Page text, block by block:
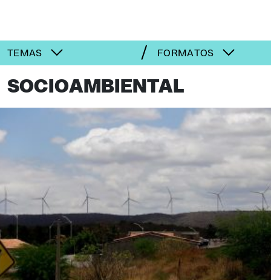
TEMAS FORMATOS
SOCIOAMBIENTAL